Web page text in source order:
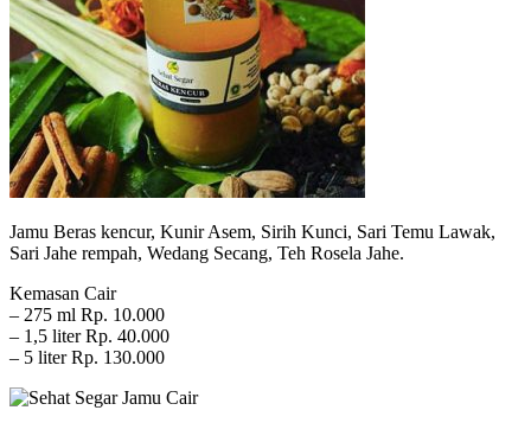
Jamu Beras kencur, Kunir Asem, Sirih Kunci, Sari Temu Lawak,
Sari Jahe rempah, Wedang Secang, Teh Rosela Jahe.
Kemasan Cair
– 275 ml Rp. 10.000
– 1,5 liter Rp. 40.000
– 5 liter Rp. 130.000